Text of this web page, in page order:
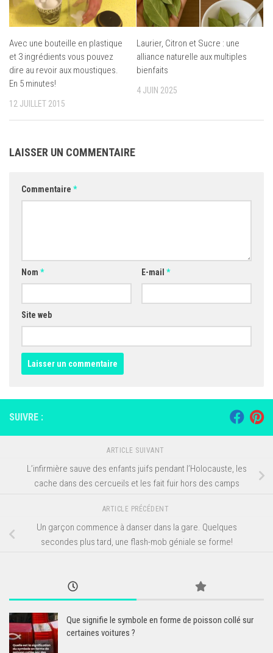
Avec une bouteille en plastique
et 3 ingrédients vous pouvez
dire au revoir aux moustiques.
En 5 minutes!
12 JUILLET 2015
Laurier, Citron et Sucre : une
alliance naturelle aux multiples
bienfaits
4 JUIN 2025
LAISSER UN COMMENTAIRE
Commentaire *
Nom * E-mail *
Site web
SUIVRE :
ARTICLE SUIVANT
L’infirmière sauve des enfants juifs pendant l’Holocauste, les
cache dans des cercueils et les fait fuir hors des camps
ARTICLE PRÉCÉDENT
Un garçon commence à danser dans la gare. Quelques
secondes plus tard, une flash-mob géniale se forme!
Que signifie le symbole en forme de poisson collé sur
certaines voitures ?